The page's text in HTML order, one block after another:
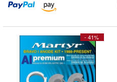
- 41%